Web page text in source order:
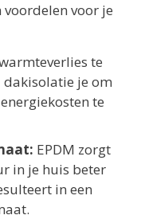
voor je
te
dakisolatie je om
te
EPDM zorgt
in je huis beter
in een